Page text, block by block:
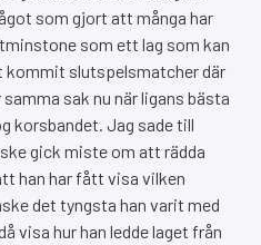
som gjort att många har
som ett lag som kan
kommit slutspelsmatcher där
sak nu när ligans bästa
korsbandet. Jag sade till
gick miste om att rädda
han har fått visa vilken
det tyngsta han varit med
visa hur han ledde laget från